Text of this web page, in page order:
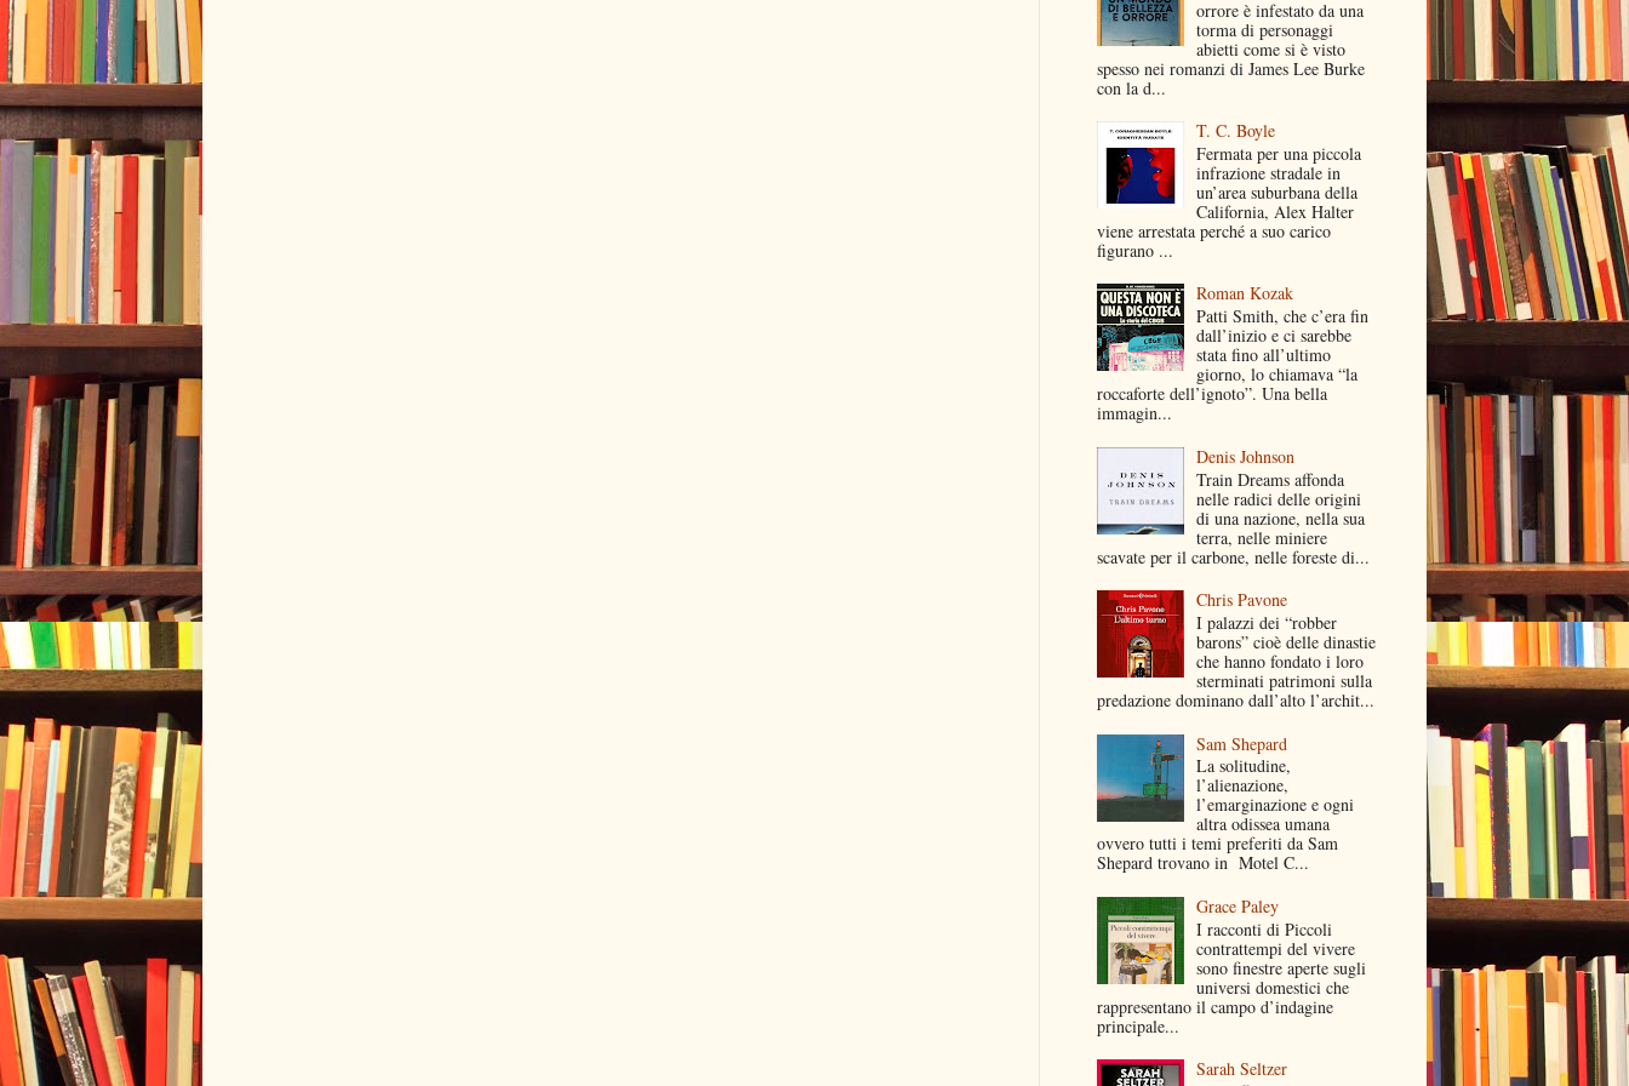
orrore è infestato da una
torma di personaggi
abietti come si è visto
spesso nei romanzi di James Lee Burke
con la d...
T. C. Boyle
Fermata per una piccola
infrazione stradale in
un’area suburbana della
California, Alex Halter
viene arrestata perché a suo carico
figurano ...
Roman Kozak
Patti Smith, che c’era fin
dall’inizio e ci sarebbe
stata fino all’ultimo
giorno, lo chiamava “la
roccaforte dell’ignoto”. Una bella
immagin...
Denis Johnson
Train Dreams affonda
nelle radici delle origini
di una nazione, nella sua
terra, nelle miniere
scavate per il carbone, nelle foreste di...
Chris Pavone
I palazzi dei “robber
barons” cioè delle dinastie
che hanno fondato i loro
sterminati patrimoni sulla
predazione dominano dall’alto l’archit...
Sam Shepard
La solitudine,
l’alienazione,
l’emarginazione e ogni
altra odissea umana
ovvero tutti i temi preferiti da Sam
Shepard trovano in Motel C...
Grace Paley
I racconti di Piccoli
contrattempi del vivere
sono finestre aperte sugli
universi domestici che
rappresentano il campo d’indagine
principale...
Sarah Seltzer